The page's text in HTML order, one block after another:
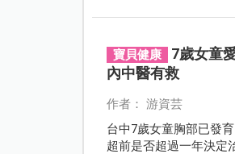
寶貝健康
7歲女童
內中醫有救
作者： 游資芸
台中7歲女童胸部已發
超前是否超過一年決定